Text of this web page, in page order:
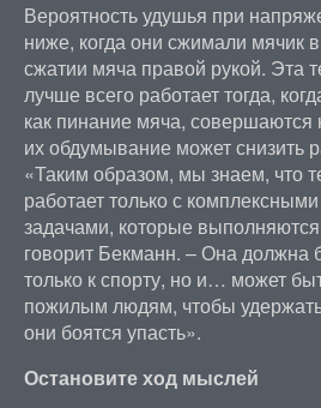
Вероятность удушья при
ниже, когда они сжимали мячик
сжатии мяча правой рукой. Эта
лучше всего работает тогда,
как пинание мяча, совершаются
их обдумывание может снизить
«Таким образом, мы знаем, что
работает только с
задачами, которые
говорит Бекманн. – Она должна
только к спорту, но и… может
пожилым людям, чтобы
они боятся упасть».
Остановите ход мыслей